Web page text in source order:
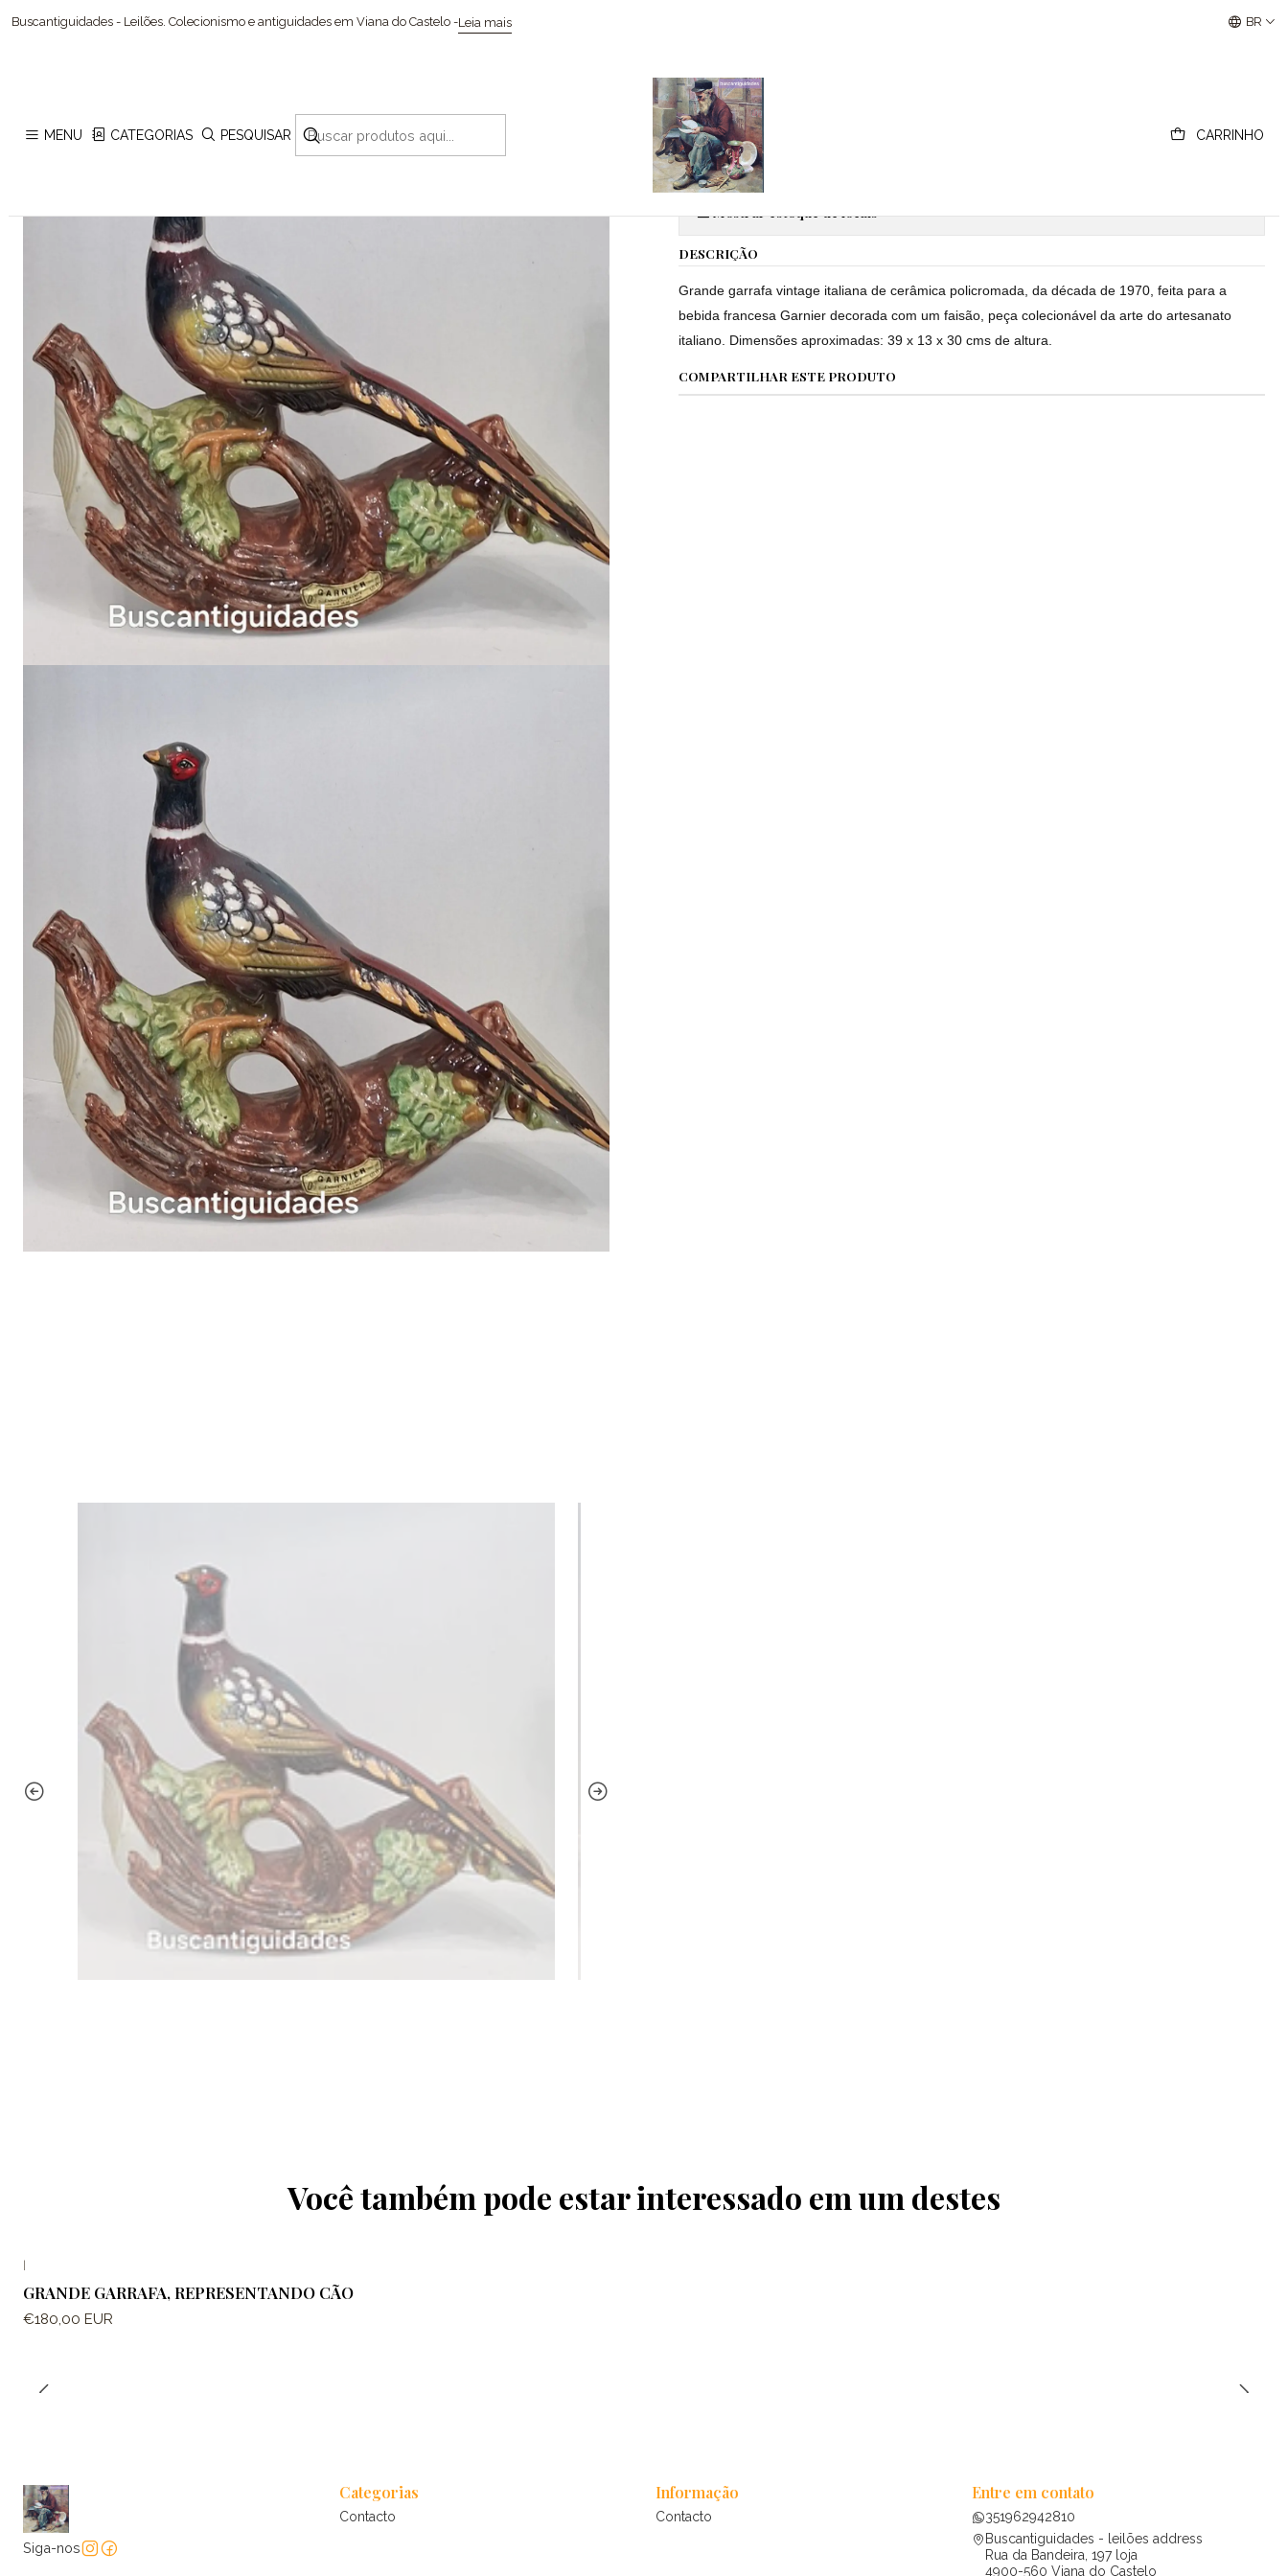
MENU CATEGORIAS PESQUISAR CARRINHO
Buscantiguidades - Leilões. Colecionismo e antiguidades em Viana do Castelo -Leia mais Buscantiguidades - Leilões Colecionismo e BR
|
Garrafa decorativa licor Garnier
Quantidade
Mostrar estoque de locais
DESCRIÇÃO
Grande garrafa vintage italiana de cerâmica policromada, da década de 1970, feita para a
bebida francesa Garnier decorada com um faisão, peça colecionável da arte do artesanato
italiano. Dimensões aproximadas: 39 x 13 x 30 cms de altura.
COMPARTILHAR ESTE PRODUTO
Você também pode estar interessado em um destes
GRANDE GARRAFA, REPRESENTANDO CÃO
€180,00 EUR
Siga-nos
Categorias
Contacto
Informação
Contacto
Entre em contato
351962942810
Buscantiguidades - leilões address
Rua da Bandeira, 197 loja
4900-560 Viana do Castelo